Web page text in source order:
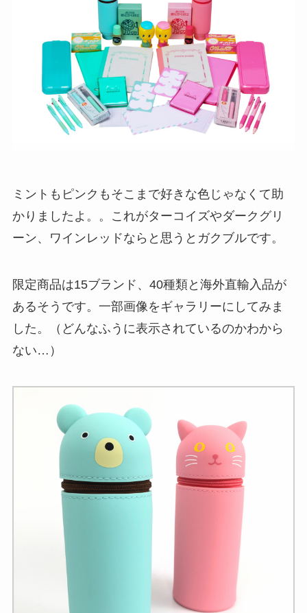
ミントもピンクもそこまで好きな色じゃなくて助
かりましたよ。。これがターコイズやダークグリ
ーン、ワインレッドならと思うとガクブルです。
限定商品は15ブランド、40種類と海外直輸入品が
あるそうです。一部画像をギャラリーにしてみま
した。（どんなふうに表示されているのかわから
ない…）